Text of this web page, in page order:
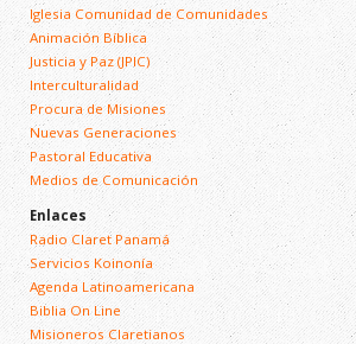
Iglesia Comunidad de Comunidades
Animación Bíblica
Justicia y Paz (JPIC)
Interculturalidad
Procura de Misiones
Nuevas Generaciones
Pastoral Educativa
Medios de Comunicación
Enlaces
Radio Claret Panamá
Servicios Koinonía
Agenda Latinoamericana
Biblia On Line
Misioneros Claretianos